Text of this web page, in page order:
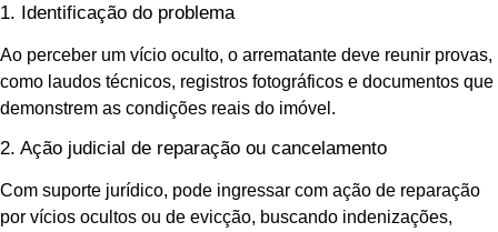
1. Identificação do problema
Ao perceber um vício oculto, o arrematante deve reunir provas,
como laudos técnicos, registros fotográficos e documentos que
demonstrem as condições reais do imóvel.
2. Ação judicial de reparação ou cancelamento
Com suporte jurídico, pode ingressar com ação de reparação
por vícios ocultos ou de evicção, buscando indenizações,